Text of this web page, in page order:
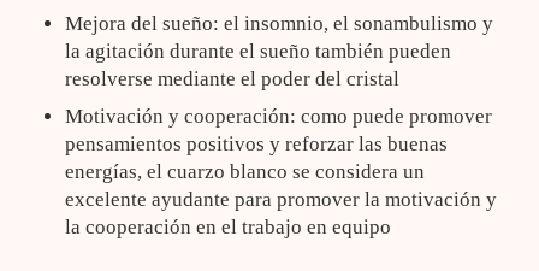
Mejora del sueño: el insomnio, el sonambulismo y
la agitación durante el sueño también pueden
resolverse mediante el poder del cristal
Motivación y cooperación: como puede promover
pensamientos positivos y reforzar las buenas
energías, el cuarzo blanco se considera un
excelente ayudante para promover la motivación y
la cooperación en el trabajo en equipo